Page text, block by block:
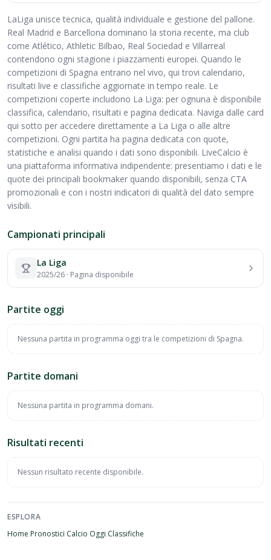
LaLiga unisce tecnica, qualità individuale e gestione del pallone.
Real Madrid e Barcellona dominano la storia recente, ma club
come Atlético, Athletic Bilbao, Real Sociedad e Villarreal
contendono ogni stagione i piazzamenti europei. Quando le
competizioni di Spagna entrano nel vivo, qui trovi calendario,
risultati live e classifiche aggiornate in tempo reale. Le
competizioni coperte includono La Liga: per ognuna è disponibile
classifica, calendario, risultati e pagina dedicata. Naviga dalle card
qui sotto per accedere direttamente a La Liga o alle altre
competizioni. Ogni partita ha pagina dedicata con quote,
statistiche e analisi quando i dati sono disponibili. LiveCalcio è
una piattaforma informativa indipendente: presentiamo i dati e le
quote dei principali bookmaker quando disponibili, senza CTA
promozionali e con i nostri indicatori di qualità del dato sempre
visibili.
Campionati principali
La Liga
2025/26 · Pagina disponibile
Partite oggi
Nessuna partita in programma oggi tra le competizioni di Spagna.
Partite domani
Nessuna partita in programma domani.
Risultati recenti
Nessun risultato recente disponibile.
ESPLORA
Home·Pronostici Calcio Oggi·Classifiche